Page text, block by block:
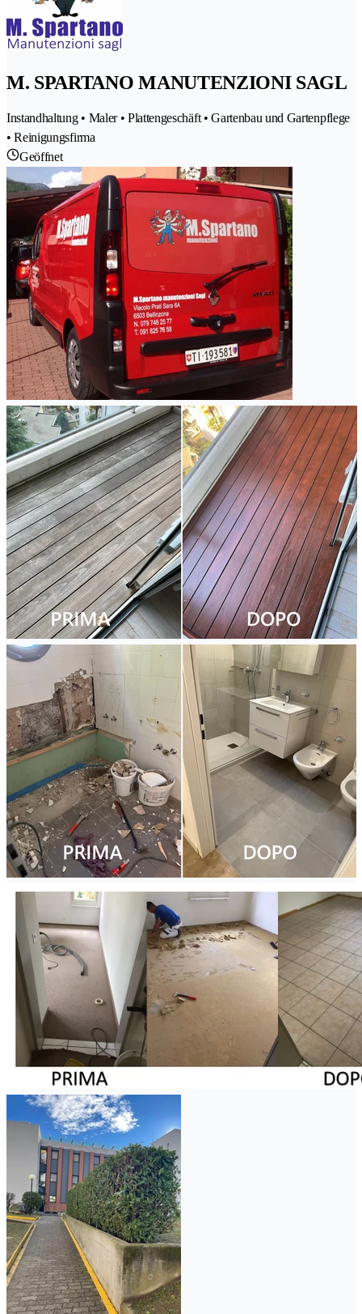
M. SPARTANO MANUTENZIONI SAGL
Instandhaltung • Maler • Plattengeschäft • Gartenbau und Gartenpflege
• Reinigungsfirma
Geöffnet